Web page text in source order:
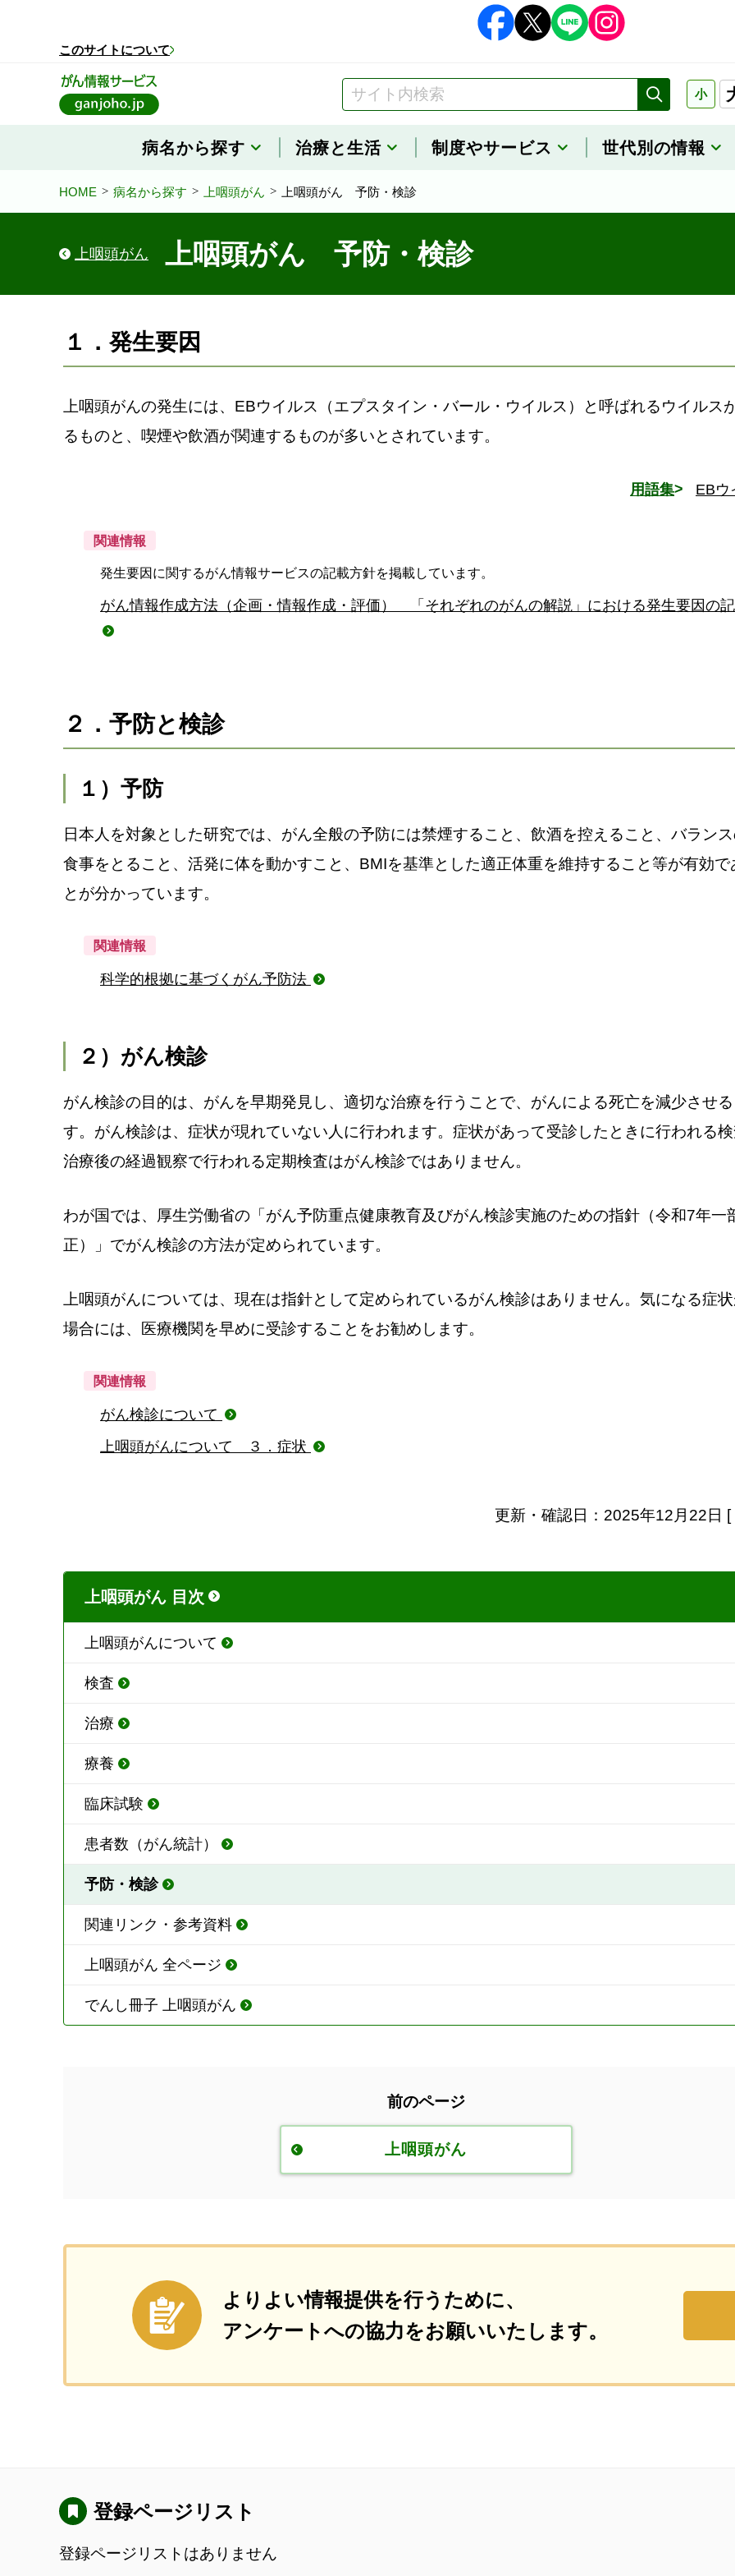
このサイトについて
小
病名から探す 治療と生活 制度やサービス 世代別の情報
HOME 病名から探す 上咽頭がん 上咽頭がん 予防・検診
上咽頭がん 上咽頭がん 予防・検診
１．発生要因
上咽頭がんの発生には、EBウイルス（エプスタイン・バール・ウイルス）と呼ばれるウイルス
るものと、喫煙や飲酒が関連するものが多いとされています。
用語集 EBウ
関連情報
発生要因に関するがん情報サービスの記載方針を掲載しています。
がん情報作成方法（企画・情報作成・評価） 「それぞれのがんの解説」における発生要因の
２．予防と検診
１）予防
日本人を対象とした研究では、がん全般の予防には禁煙すること、飲酒を控えること、バラン
食事をとること、活発に体を動かすこと、BMIを基準とした適正体重を維持すること等が有効で
とが分かっています。
関連情報
科学的根拠に基づくがん予防法
２）がん検診
がん検診の目的は、がんを早期発見し、適切な治療を行うことで、がんによる死亡を減少させ
す。がん検診は、症状が現れていない人に行われます。症状があって受診したときに行われる
治療後の経過観察で行われる定期検査はがん検診ではありません。
わが国では、厚生労働省の「がん予防重点健康教育及びがん検診実施のための指針（令和7年一
正）」でがん検診の方法が定められています。
上咽頭がんについては、現在は指針として定められているがん検診はありません。気になる症
場合には、医療機関を早めに受診することをお勧めします。
関連情報
がん検診について
上咽頭がんについて ３．症状
更新・確認日：2025年12月22日 [
上咽頭がん 目次
上咽頭がんについて
検査
治療
療養
臨床試験
患者数（がん統計）
予防・検診
関連リンク・参考資料
上咽頭がん 全ページ
でんし冊子 上咽頭がん
前のページ
上咽頭がん
よりよい情報提供を行うために、
アンケートへの協力をお願いいたします。
登録ページリスト
登録ページリストはありません